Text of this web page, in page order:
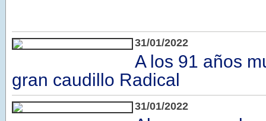
31/01/2022
A los 91 años
gran caudillo Radical
31/01/2022